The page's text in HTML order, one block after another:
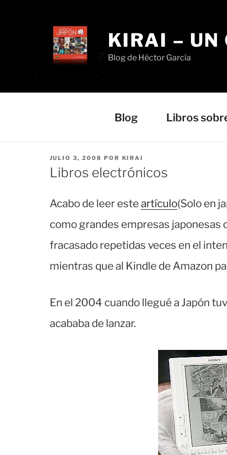
KIRAI – UN
Blog de Héctor García
Blog Libros
PUBLICADO
EL
JULIO 3, 2008 POR KIRAI
Libros electrónicos
Acabo de leer esteartículo(Solo en
como grandes empresas japonesas
fracasado repetidas veces en el
mientras que al Kindle de Amazon
En el 2004 cuando llegué a Japón
acababa de lanzar.